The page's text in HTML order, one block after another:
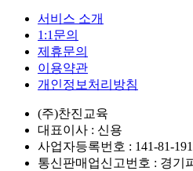
서비스 소개
1:1문의
제휴문의
이용약관
개인정보처리방침
(주)찬진교육
대표이사 : 신용
사업자등록번호 : 141-81-
통신판매업신고번호 : 경기